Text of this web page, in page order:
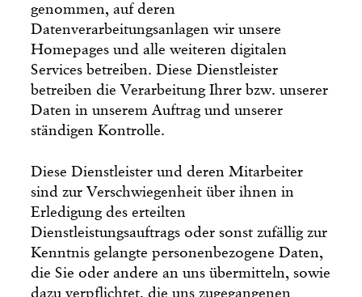
genommen, auf deren
Datenverarbeitungsanlagen wir unsere
Homepages und alle weiteren digitalen
Services betreiben. Diese Dienstleister
betreiben die Verarbeitung Ihrer bzw. unserer
Daten in unserem Auftrag und unserer
ständigen Kontrolle.
Diese Dienstleister und deren Mitarbeiter
sind zur Verschwiegenheit über ihnen in
Erledigung des erteilten
Dienstleistungsauftrags oder sonst zufällig zur
Kenntnis gelangte personenbezogene Daten,
die Sie oder andere an uns übermitteln, sowie
dazu verpflichtet, die uns zugegangenen